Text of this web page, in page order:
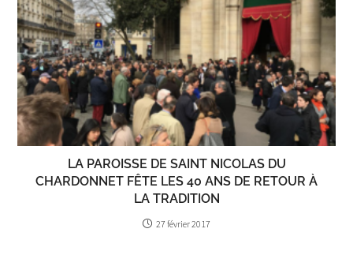
LA PAROISSE DE SAINT NICOLAS DU
CHARDONNET FÊTE LES 40 ANS DE RETOUR À
LA TRADITION
27 février 2017